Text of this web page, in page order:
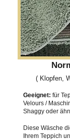
( Klopfen,
Geeignet: für
Velours /
Shaggy oder
Diese Wäsche
Ihrem Teppich